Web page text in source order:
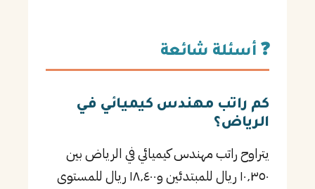
❓ أسئلة شائعة
كم راتب مهندس كيميائي في
الرياض؟
يتراوح راتب مهندس كيميائي في الرياض بين
١٠٬٣٥٠ ريال للمبتدئين و١٨٬٤٠٠ ريال للمستوى